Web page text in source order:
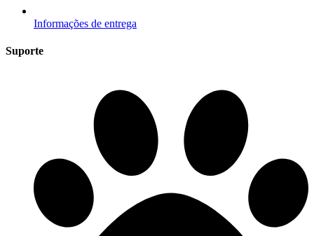
Informações de entrega
Suporte